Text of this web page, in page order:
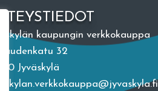
kaupungin verkkokauppa
32
Jyväskylä